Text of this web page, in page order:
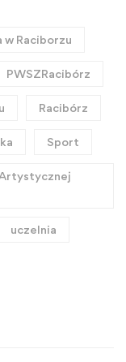
w Raciborzu
PWSZRacibórz
Racibórz
Sport
uczelnia